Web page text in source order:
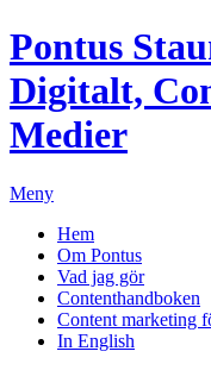
Pontus
Digitalt,
Medier
Meny
Hem
Om Pontus
Vad jag gör
Contenthandboken
Content marketing
In English